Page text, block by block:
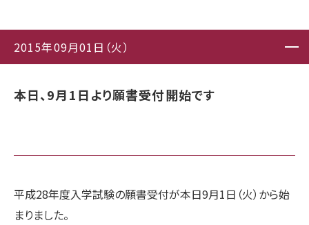
2015年09月01日（火）
本日、9月1日より願書受付開始です
平成28年度入学試験の願書受付が本日9月1日（火）から始
まりました。